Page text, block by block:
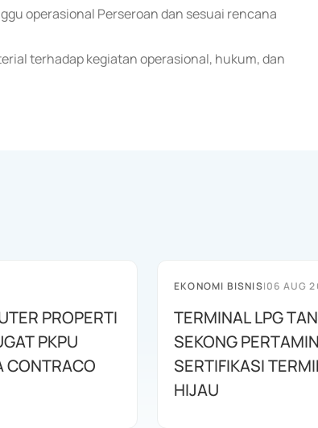
operasional Perseroan dan sesuai rencana
terhadap kegiatan operasional, hukum, dan
PROPERTI
PKPU
CONTRACO
EKONOMI BISNIS|06 AUG
TERMINAL LPG
SEKONG
SERTIFIKASI
HIJAU